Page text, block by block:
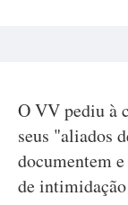
O VV pediu à
seus "aliados
documentem
de